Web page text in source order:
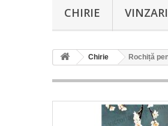
CHIRIE VINZARI
Chirie Rochiță